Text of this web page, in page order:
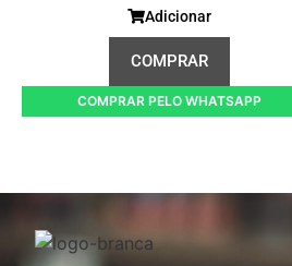
Adicionar
COMPRAR
COMPRAR PELO WHATSAPP